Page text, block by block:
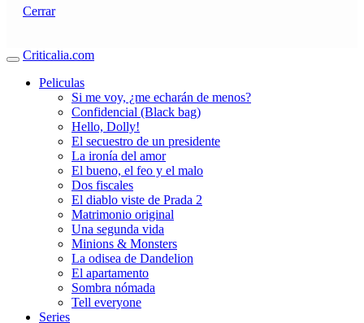
Cerrar
Criticalia.com
Peliculas
Si me voy, ¿me echarán de menos?
Confidencial (Black bag)
Hello, Dolly!
El secuestro de un presidente
La ironía del amor
El bueno, el feo y el malo
Dos fiscales
El diablo viste de Prada 2
Matrimonio original
Una segunda vida
Minions & Monsters
La odisea de Dandelion
El apartamento
Sombra nómada
Tell everyone
Series